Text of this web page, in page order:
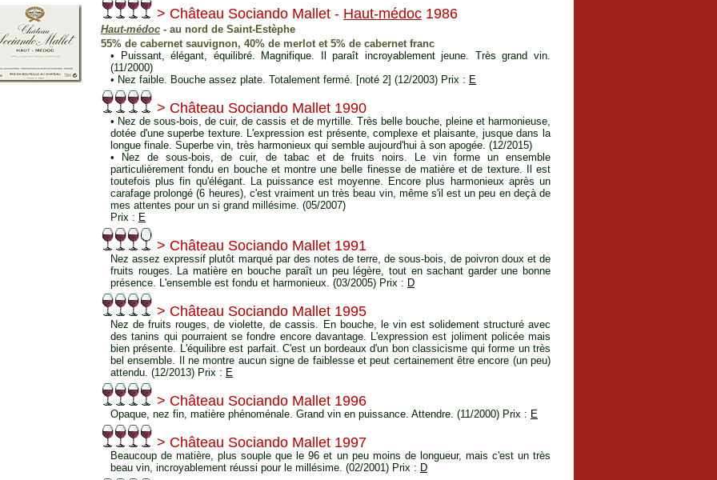
> Château Sociando Mallet - Haut-médoc 1986
Haut-médoc - au nord de Saint-Estèphe
55% de cabernet sauvignon, 40% de merlot et 5% de cabernet franc
• Puissant, élégant, équilibré. Magnifique. Il paraît incroyablement jeune. Très grand vin.
(11/2000)
• Nez faible. Bouche assez plate. Totalement fermé. [noté 2] (12/2003) Prix : E
> Château Sociando Mallet 1990
• Nez de sous-bois, de cuir, de cassis et de myrtille. Très belle bouche, pleine et harmonieuse,
dotée d'une superbe texture. L'expression est présente, complexe et plaisante, jusque dans la
longue finale. Superbe vin, très harmonieux qui semble aujourd'hui à son apogée. (12/2015)
• Nez de sous-bois, de cuir, de tabac et de fruits noirs. Le vin forme un ensemble
particulièrement fondu en bouche et montre une belle finesse de matière et de texture. Il est
toutefois plus fin qu'élégant. La puissance est moyenne. Encore plus harmonieux après un
carafage prolongé (6 heures), c'est vraiment un très beau vin, même s'il est un peu en deçà de
mes attentes pour un si grand millésime. (05/2007)
Prix : E
> Château Sociando Mallet 1991
Nez assez expressif plutôt marqué par des notes de terre, de sous-bois, de poivron doux et de
fruits rouges. La matière en bouche paraît un peu légère, tout en sachant garder une bonne
présence. L'ensemble est fondu et harmonieux. (03/2005) Prix : D
> Château Sociando Mallet 1995
Nez de fruits rouges, de violette, de cassis. En bouche, le vin est solidement structuré avec
des tanins qui pourraient se fondre encore davantage. L'expression est joliment policée mais
bien présente. L'équilibre est parfait. C'est un bordeaux d'un bon classicisme qui forme un très
bel ensemble. Il ne montre aucun signe de faiblesse et peut certainement être encore (un peu)
attendu. (12/2013) Prix : E
> Château Sociando Mallet 1996
Opaque, nez fin, matière phénoménale. Grand vin en puissance. Attendre. (11/2000) Prix : E
> Château Sociando Mallet 1997
Beaucoup de matière, plus souple que le 96 et un peu moins de longueur, mais c'est un très
beau vin, incroyablement réussi pour le millésime. (02/2001) Prix : D